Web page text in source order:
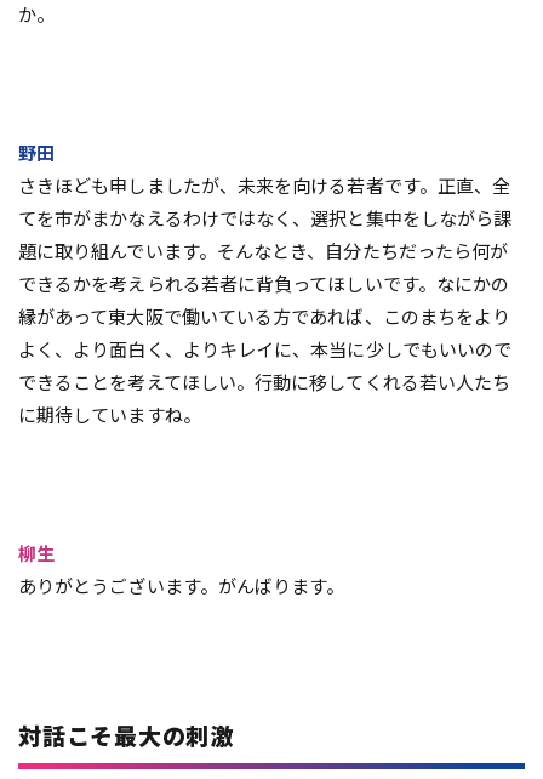
か。
野田
さきほども申しましたが、未来を向ける若者です。正直、全
てを市がまかなえるわけではなく、選択と集中をしながら課
題に取り組んでいます。そんなとき、自分たちだったら何が
できるかを考えられる若者に背負ってほしいです。なにかの
縁があって東大阪で働いている方であれば、このまちをより
よく、より面白く、よりキレイに、本当に少しでもいいので
できることを考えてほしい。行動に移してくれる若い人たち
に期待していますね。
柳生
ありがとうございます。がんばります。
対話こそ最大の刺激